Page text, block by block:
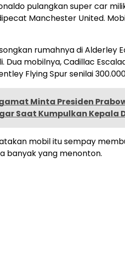
pulangkan super car
Manchester United.
rumahnya di Alderley
Dua mobilnya, Cadillac
Flying Spur senilai
Minta Presiden
Saat Kumpulkan Kepala
mobil itu sempay
banyak yang menonton.